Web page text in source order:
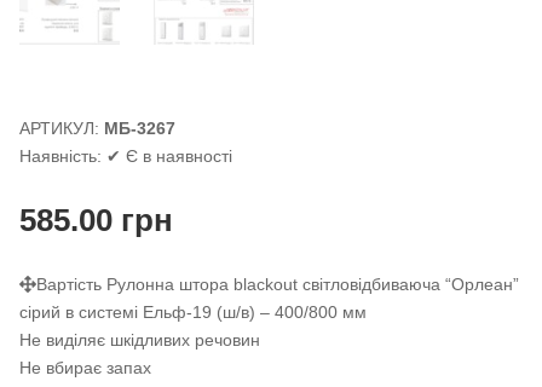
АРТИКУЛ: МБ-3267
Наявність: ✔ Є в наявності
585.00грн
Вартість Рулонна штора blackout світловідбиваюча “Орлеан”
сірий в системі Ельф-19 (ш/в) – 400/800 мм
Не виділяє шкідливих речовин
Не вбирає запах